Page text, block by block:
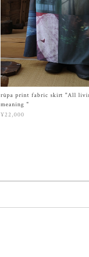
rūpa print fabric skirt "All
meaning "
¥22,000